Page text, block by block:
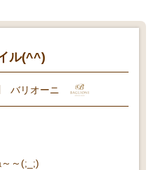
ル(^^)
バリオーニ
～(;_;)